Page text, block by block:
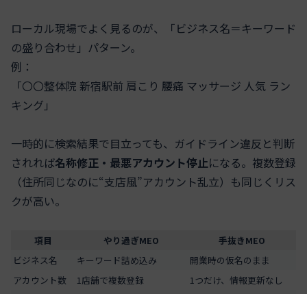
ローカル現場でよく見るのが、「ビジネス名＝キーワード
の盛り合わせ」パターン。
例：
「〇〇整体院 新宿駅前 肩こり 腰痛 マッサージ 人気 ラン
キング」
一時的に検索結果で目立っても、ガイドライン違反と判断
されれば名称修正・最悪アカウント停止になる。複数登録
（住所同じなのに“支店風”アカウント乱立）も同じくリス
クが高い。
項目 やり過ぎMEO
手抜きMEO
ビジネス名
キーワード詰め込み
開業時の仮名のまま
アカウント数
1店舗で複数登録
1つだけ、情報更新なし